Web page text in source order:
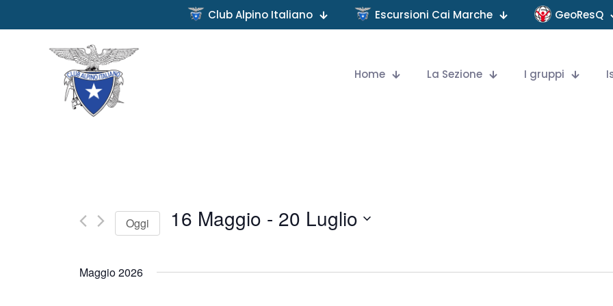
Club Alpino Italiano Escursioni Cai Marche GeoResQ
Home La Sezione I gruppi
Oggi 16 Maggio - 20 Luglio
la
Maggio 2026